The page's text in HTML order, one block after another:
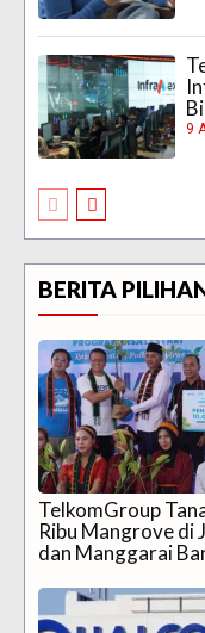
9
BERITA
TelkomGroup
Ribu Mangrove di
dan Manggarai